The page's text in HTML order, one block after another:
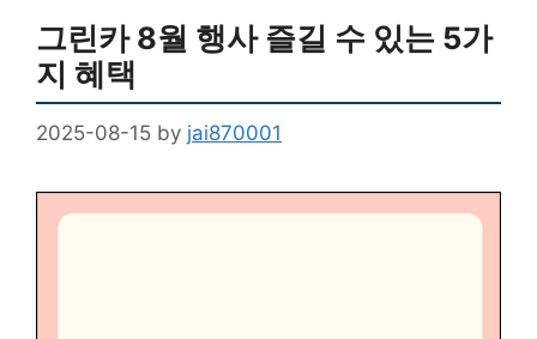
그린카 8월 행사 즐길 수 있는 5가
지 혜택
2025-08-15 by jai870001